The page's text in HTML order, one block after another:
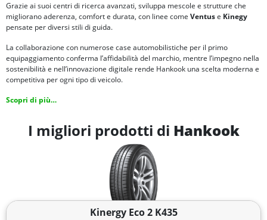
Grazie ai suoi centri di ricerca avanzati, sviluppa mescole e strutture che
migliorano aderenza, comfort e durata, con linee come Ventuse Kinegy
pensate per diversi stili di guida.
La collaborazione con numerose case automobilistiche per il primo
equipaggiamento conferma l’affidabilità del marchio, mentre l’impegno nella
sostenibilità e nell’innovazione digitale rende Hankook una scelta moderna e
competitiva per ogni tipo di veicolo.
Scopri di più…
I migliori prodotti di Hankook
Kinergy Eco 2 K435